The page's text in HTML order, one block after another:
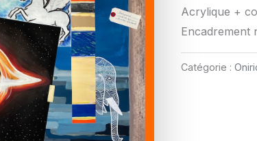
Acrylique +
Encadrement
Catégorie :